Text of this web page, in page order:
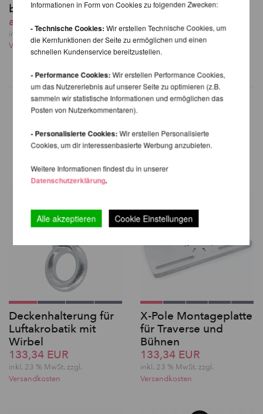
bis 4,5m
ab 713,19 EUR
inkl. 23 % MwSt. zzgl.
Versandkosten
Versandkosten
WEITERE PRODUKTE
DERSELBEN MARKE
Deckenhalterung für
Luftakrobatik mit
Wirbel
133,34 EUR
inkl. 23 % MwSt. zzgl.
Versandkosten
X-Pole Montageplatte
für Traverse und
Bühnen
133,34 EUR
inkl. 23 % MwSt. zzgl.
Versandkosten
Informationen in Form von Cookies zu folgenden Zwecken:
- Technische Cookies: Wir erstellen Technische Cookies, um
die Kernfunktionen der Seite zu ermöglichen und einen
schnellen Kundenservice bereitzustellen.
- Performance Cookies:Wir erstellen Performance Cookies,
um das Nutzererlebnis auf unserer Seite zu optimieren (z.B.
sammeln wir statistische Informationen und ermöglichen das
Posten von Nutzerkommentaren).
- Personalisierte Cookies:Wir erstellen Personalisierte
Cookies, um dir interessenbasierte Werbung anzubieten.
Weitere Informationen findest du in unserer
Datenschutzerklärung.
Alle akzeptieren Cookie Einstellungen